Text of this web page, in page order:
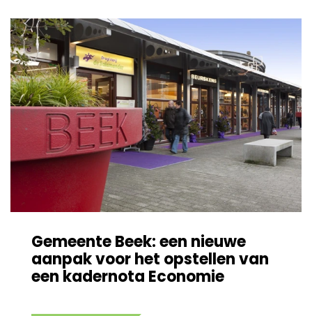
Gemeente Beek: een nieuwe
aanpak voor het opstellen van
een kadernota Economie